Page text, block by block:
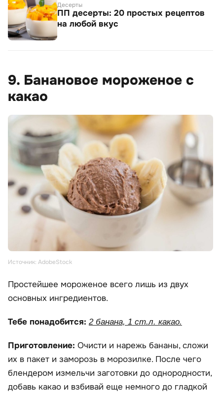
Десерты
ПП десерты: 20 простых рецептов
на любой вкус
9. Банановое мороженое с
какао
Источник: AdobeStock
Простейшее мороженое всего лишь из двух
основных ингредиентов.
Тебе понадобится: 2 банана, 1 ст.л. какао.
Приготовление: Очисти и нарежь бананы, сложи
их в пакет и заморозь в морозилке. После чего
блендером измельчи заготовки до однородности,
добавь какао и взбивай еще немного до гладкой